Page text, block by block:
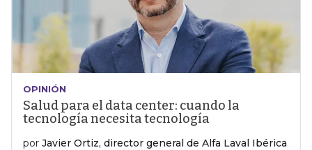
OPINIÓN
Salud para el data center: cuando la
tecnología necesita tecnología
por Javier Ortiz, director general de Alfa Laval Ibérica